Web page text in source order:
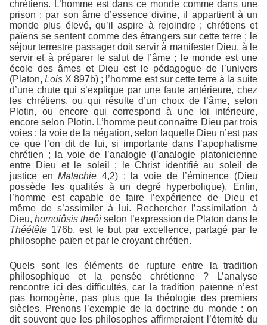
chrétiens. L’homme est dans ce monde comme dans une
prison ; par son âme d’essence divine, il appartient à un
monde plus élevé, qu’il aspire à rejoindre ; chrétiens et
païens se sentent comme des étrangers sur cette terre ; le
séjour terrestre passager doit servir à manifester Dieu, à le
servir et à préparer le salut de l’âme ; le monde est une
école des âmes et Dieu est le pédagogue de l’univers
(Platon,Lois X 897b) ; l’homme est sur cette terre à la suite
d’une chute qui s’explique par une faute antérieure, chez
les chrétiens, ou qui résulte d’un choix de l’âme, selon
Plotin, ou encore qui correspond à une loi intérieure,
encore selon Plotin. L’homme peut connaître Dieu par trois
voies : la voie de la négation, selon laquelle Dieu n’est pas
ce que l’on dit de lui, si importante dans l’apophatisme
chrétien ; la voie de l’analogie (l’analogie platonicienne
entre Dieu et le soleil ; le Christ identifié au soleil de
justice enMalachie 4,2) ; la voie de l’éminence (Dieu
possède les qualités à un degré hyperbolique). Enfin,
l’homme est capable de faire l’expérience de Dieu et
même de s’assimiler à lui. Rechercher l’assimilation à
Dieu,homoiôsis theôi selon l’expression de Platon dans le
Théétête 176b, est le but par excellence, partagé par le
philosophe païen et par le croyant chrétien.
Quels sont les éléments de rupture entre la tradition
philosophique et la pensée chrétienne ? L’analyse
rencontre ici des difficultés, car la tradition païenne n’est
pas homogène, pas plus que la théologie des premiers
siècles. Prenons l’exemple de la doctrine du monde : on
dit souvent que les philosophes affirmeraient l’éternité du